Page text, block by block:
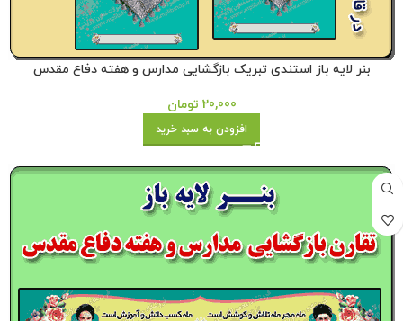
بنر لایه باز استندی تبریک بازگشایی مدارس و هفته دفاع مقدس
20,000 تومان
افزودن به سبد خرید